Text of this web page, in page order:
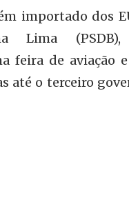
importado dos
Lima (PSDB),
feira de aviação
até o terceiro